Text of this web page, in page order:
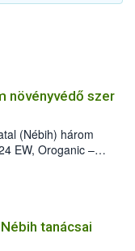
növényvédő szer
(Nébih) három
EW, Oroganic –
követően,
elleni további
kiskerti
termesztésben is
tanácsai